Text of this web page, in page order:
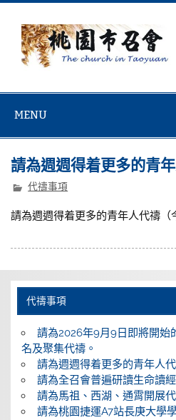
Skip
content
MENU
請為週週得着更多的青
代禱事項
請為週週得着更多的青年人代禱（
代禱事項
請為2026年9月9日即將開始
名及聚集代禱。
請為週週得着更多的青年人代
請為全召會普遍研讀生命讀
請為馬祖、西湖、通霄開展代
請為桃園捷運A7站長庚大學